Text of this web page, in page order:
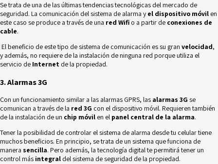
Se trata de una de las últimas tendencias tecnológicas del mercado de
seguridad. La comunicación del sistema de alarma yel dispositivo móvil en
este caso se produce a través de una red Wifi o a partir de conexiones de
cable.
El beneficio de este tipo de sistema de comunicación es su gran velocidad,
y además, no requiere de la instalación de ninguna red porque utiliza el
servicio de Internet de la propiedad.
3. Alarmas 3G
Con un funcionamiento similar a las alarmas GPRS, las alarmas 3G se
comunican a través de la red 3G con el dispositivo móvil. Requieren también
de la instalación de un chip móvil en el panel central de la alarma.
Tener la posibilidad de controlar el sistema de alarma desde tu celular tiene
muchos beneficios. En principio, se trata de un sistema que funciona de
manera sencilla. Pero además, la tecnología digital te permitirá tener un
control más integral del sistema de seguridad de la propiedad.